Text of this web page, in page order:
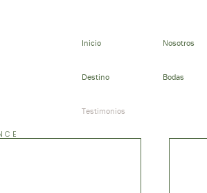
Inicio Nosotros
Destino Bodas
Testimonios